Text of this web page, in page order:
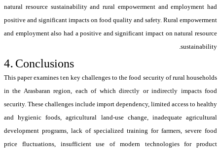
natural resource sustainability and rural empowerment and employment had
positive and significant impacts on food quality and safety. Rural empowerment
and employment also had a positive and significant impact on natural resource
sustainability.
4. Conclusions
This paper examines ten key challenges to the food security of rural households
in the Arasbaran region, each of which directly or indirectly impacts food
security. These challenges include import dependency, limited access to healthy
and hygienic foods, agricultural land-use change, inadequate agricultural
development programs, lack of specialized training for farmers, severe food
price fluctuations, insufficient use of modern technologies for product